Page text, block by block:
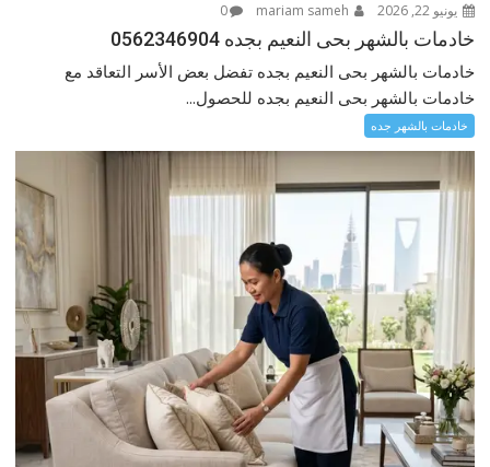
يونيو 22, 2026 0
خادمات بالشهر بحى النعيم بجده 0562346904
خادمات بالشهر بحى النعيم بجده تفضل بعض الأسر التعاقد مع
خادمات بالشهر بحى النعيم بجده للحصول...
خادمات بالشهر جده